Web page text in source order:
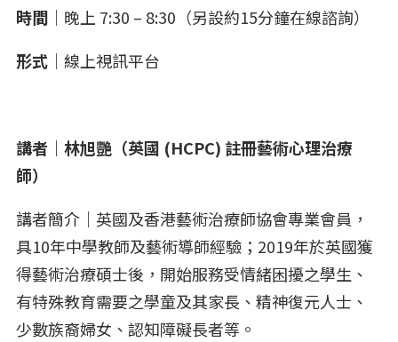
時間 ｜晚上 7:30 – 8:30（另設約15分鐘在線諮詢）
形式 ｜線上視訊平台
講者｜林旭艷（英國 (HCPC) 註冊藝術心理治療
師）
講者簡介｜英國及香港藝術治療師協會專業會員，
具10年中學教師及藝術導師經驗；2019年於英國獲
得藝術治療碩士後，開始服務受情緒困擾之學生、
有特殊教育需要之學童及其家長、精神復元人士、
少數族裔婦女、認知障礙長者等。